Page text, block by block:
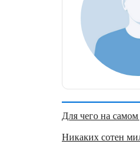
Для чего на
Никаких сотен